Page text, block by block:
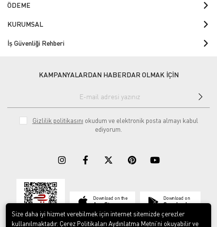
ÖDEME
KURUMSAL
İş Güvenliği Rehberi
KAMPANYALARDAN HABERDAR OLMAK İÇİN
Gizlilik politikasını okudum ve elektronik posta almayı kabul
ediyorum.
Download on the
App Store
Download on
Google play
Size daha iyi hizmet verebilmek için internet sitemizde çerezler
kullanılmaktadır. Çerez Politikaları Aydınlatma Metni’ni okuyabilir ve